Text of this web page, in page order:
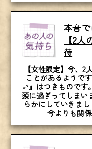
本音
【2
待
【女性限定】今、2
ことがあるようで
い』はつきものです
頭に過ぎってしまい
らかにしていきまし
今よりも関